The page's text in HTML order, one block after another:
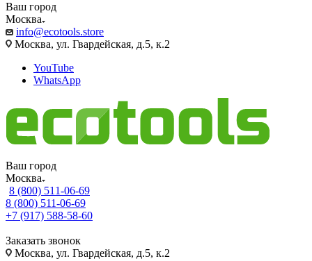
Ваш город
Москва
info@ecotools.store
Москва, ул. Гвардейская, д.5, к.2
YouTube
WhatsApp
Ваш город
Москва
8 (800) 511-06-69
8 (800) 511-06-69
+7 (917) 588-58-60
Заказать звонок
Москва, ул. Гвардейская, д.5, к.2